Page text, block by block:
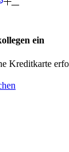
ein
Kreditkarte